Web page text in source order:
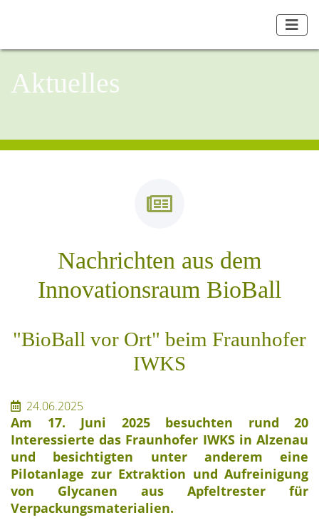
Aktuelles
Nachrichten aus dem
Innovationsraum BioBall
"BioBall vor Ort" beim Fraunhofer
IWKS
24.06.2025
Am 17. Juni 2025 besuchten rund 20
Interessierte das Fraunhofer IWKS in Alzenau
und besichtigten unter anderem eine
Pilotanlage zur Extraktion und Aufreinigung
von Glycanen aus Apfeltrester für
Verpackungsmaterialien.